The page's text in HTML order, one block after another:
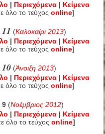
| Περιεχόμενα | Κείμενα
όλο το τεύχος online]
(Καλοκαίρι 2013)
| Περιεχόμενα | Κείμενα
όλο το τεύχος online]
(Άνοιξη 2013)
| Περιεχόμενα | Κείμενα
όλο το τεύχος online]
9 (Νοέμβριος 2012)
| Περιεχόμενα | Κείμενα
όλο το τεύχος online]